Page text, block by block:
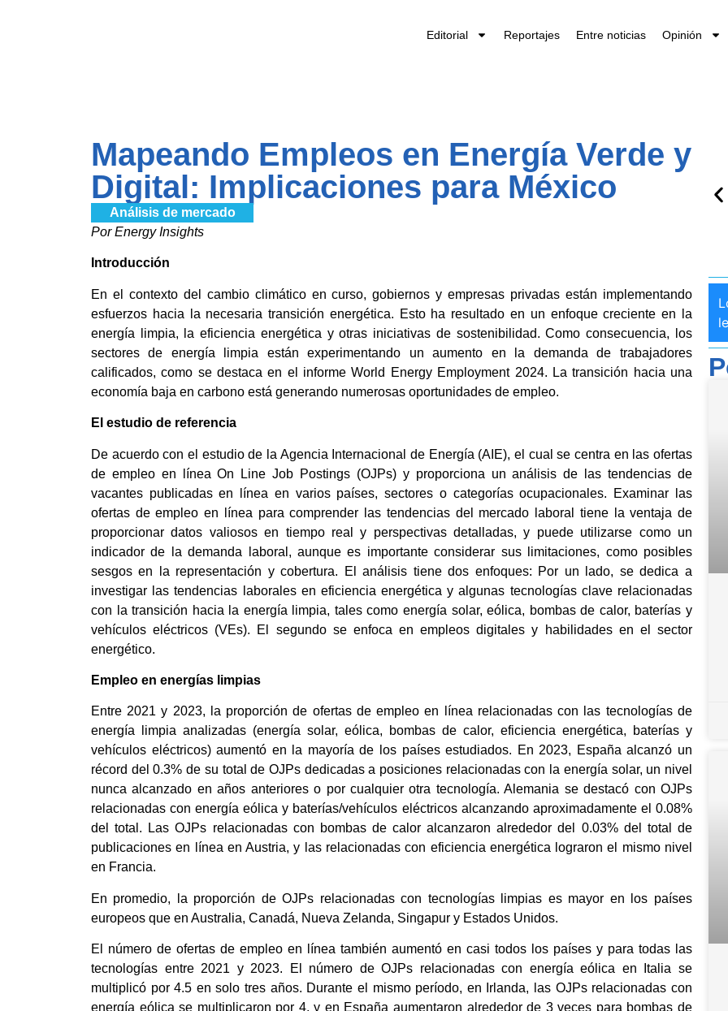
Editorial Reportajes Entre noticias Opinión
Mapeando Empleos en Energía Verde y
Digital: Implicaciones para México
Análisis de mercado
Por Energy Insights
Introducción
En el contexto del cambio climático en curso, gobiernos y empresas privadas están implementando
esfuerzos hacia la necesaria transición energética. Esto ha resultado en un enfoque creciente en la
energía limpia, la eficiencia energética y otras iniciativas de sostenibilidad. Como consecuencia, los
sectores de energía limpia están experimentando un aumento en la demanda de trabajadores
calificados, como se destaca en el informe World Energy Employment 2024. La transición hacia una
economía baja en carbono está generando numerosas oportunidades de empleo.
El estudio de referencia
De acuerdo con el estudio de la Agencia Internacional de Energía (AIE), el cual se centra en las ofertas
de empleo en línea On Line Job Postings (OJPs) y proporciona un análisis de las tendencias de
vacantes publicadas en línea en varios países, sectores o categorías ocupacionales. Examinar las
ofertas de empleo en línea para comprender las tendencias del mercado laboral tiene la ventaja de
proporcionar datos valiosos en tiempo real y perspectivas detalladas, y puede utilizarse como un
indicador de la demanda laboral, aunque es importante considerar sus limitaciones, como posibles
sesgos en la representación y cobertura. El análisis tiene dos enfoques: Por un lado, se dedica a
investigar las tendencias laborales en eficiencia energética y algunas tecnologías clave relacionadas
con la transición hacia la energía limpia, tales como energía solar, eólica, bombas de calor, baterías y
vehículos eléctricos (VEs). El segundo se enfoca en empleos digitales y habilidades en el sector
energético.
Empleo en energías limpias
Entre 2021 y 2023, la proporción de ofertas de empleo en línea relacionadas con las tecnologías de
energía limpia analizadas (energía solar, eólica, bombas de calor, eficiencia energética, baterías y
vehículos eléctricos) aumentó en la mayoría de los países estudiados. En 2023, España alcanzó un
récord del 0.3% de su total de OJPs dedicadas a posiciones relacionadas con la energía solar, un nivel
nunca alcanzado en años anteriores o por cualquier otra tecnología. Alemania se destacó con OJPs
relacionadas con energía eólica y baterías/vehículos eléctricos alcanzando aproximadamente el 0.08%
del total. Las OJPs relacionadas con bombas de calor alcanzaron alrededor del 0.03% del total de
publicaciones en línea en Austria, y las relacionadas con eficiencia energética lograron el mismo nivel
en Francia.
En promedio, la proporción de OJPs relacionadas con tecnologías limpias es mayor en los países
europeos que en Australia, Canadá, Nueva Zelanda, Singapur y Estados Unidos.
El número de ofertas de empleo en línea también aumentó en casi todos los países y para todas las
tecnologías entre 2021 y 2023. El número de OJPs relacionadas con energía eólica en Italia se
multiplicó por 4.5 en solo tres años. Durante el mismo período, en Irlanda, las OJPs relacionadas con
energía eólica se multiplicaron por 4, y en España aumentaron alrededor de 3 veces para bombas de